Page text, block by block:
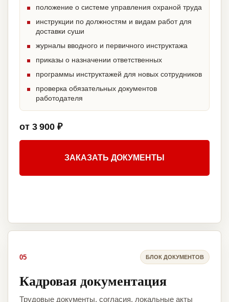
положение о системе управления охраной труда
инструкции по должностям и видам работ для
доставки суши
журналы вводного и первичного инструктажа
приказы о назначении ответственных
программы инструктажей для новых сотрудников
проверка обязательных документов
работодателя
от 3 900 ₽
ЗАКАЗАТЬ ДОКУМЕНТЫ
05 БЛОК ДОКУМЕНТОВ
Кадровая документация
Трудовые документы, согласия, локальные акты